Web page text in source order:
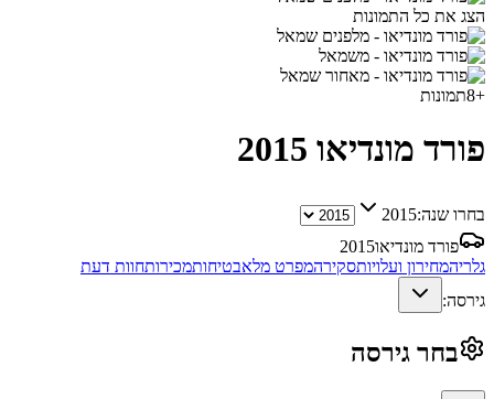
הצג את כל התמונות
+
8תמונות
פורד מונדיאו 2015
בחרו שנה:2015
פורד מונדיאו2015
גלריהמחירון ועלויותסקירהמפרט מלאבטיחותמכירותחוות דעת
גירסה:
בחר גירסה